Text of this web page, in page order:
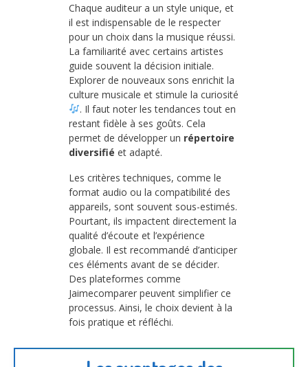
Chaque auditeur a un style unique, et
il est indispensable de le respecter
pour un choix dans la musique réussi.
La familiarité avec certains artistes
guide souvent la décision initiale.
Explorer de nouveaux sons enrichit la
culture musicale et stimule la curiosité
. Il faut noter les tendances tout en
restant fidèle à ses goûts. Cela
permet de développer un répertoire
diversifié et adapté.
Les critères techniques, comme le
format audio ou la compatibilité des
appareils, sont souvent sous-estimés.
Pourtant, ils impactent directement la
qualité d’écoute et l’expérience
globale. Il est recommandé d’anticiper
ces éléments avant de se décider.
Des plateformes comme
Jaimecomparer peuvent simplifier ce
processus. Ainsi, le choix devient à la
fois pratique et réfléchi.